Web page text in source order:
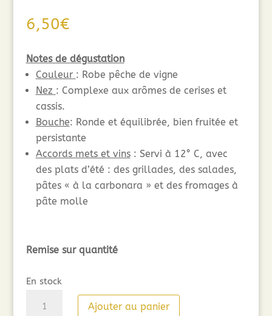
6,50€
Notes de dégustation
Couleur : Robe pêche de vigne
Nez : Complexe aux arômes de cerises et
cassis.
Bouche: Ronde et équilibrée, bien fruitée et
persistante
Accords mets et vins: Servi à 12° C, avec
des plats d’été : des grillades, des salades,
pâtes « à la carbonara » et des fromages à
pâte molle
Remise sur quantité
En stock
Ajouter au panier